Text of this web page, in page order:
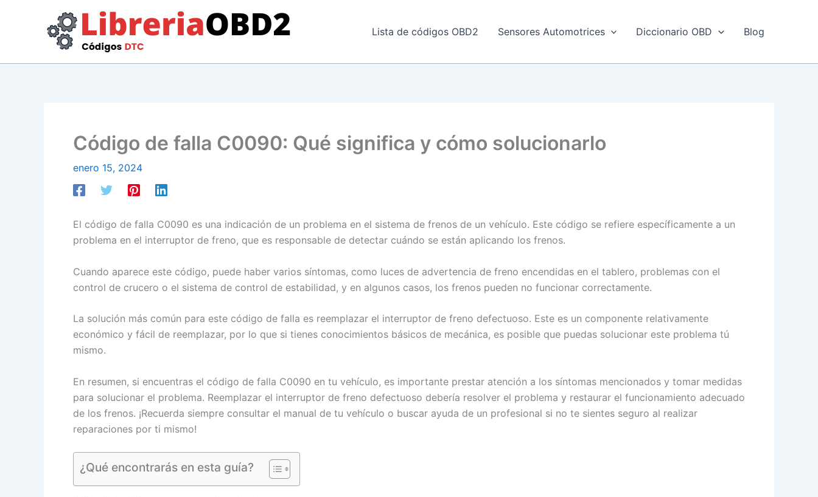
Lista de códigos OBD2 Sensores Automotrices Diccionario OBD Blog
Código de falla C0090: Qué significa y cómo solucionarlo
enero 15, 2024
El código de falla C0090 es una indicación de un problema en el sistema de frenos de un vehículo. Este código se refiere específicamente a un
problema en el interruptor de freno, que es responsable de detectar cuándo se están aplicando los frenos.
Cuando aparece este código, puede haber varios síntomas, como luces de advertencia de freno encendidas en el tablero, problemas con el
control de crucero o el sistema de control de estabilidad, y en algunos casos, los frenos pueden no funcionar correctamente.
La solución más común para este código de falla es reemplazar el interruptor de freno defectuoso. Este es un componente relativamente
económico y fácil de reemplazar, por lo que si tienes conocimientos básicos de mecánica, es posible que puedas solucionar este problema tú
mismo.
En resumen, si encuentras el código de falla C0090 en tu vehículo, es importante prestar atención a los síntomas mencionados y tomar medidas
para solucionar el problema. Reemplazar el interruptor de freno defectuoso debería resolver el problema y restaurar el funcionamiento adecuado
de los frenos. ¡Recuerda siempre consultar el manual de tu vehículo o buscar ayuda de un profesional si no te sientes seguro al realizar
reparaciones por ti mismo!
¿Qué encontrarás en esta guía?